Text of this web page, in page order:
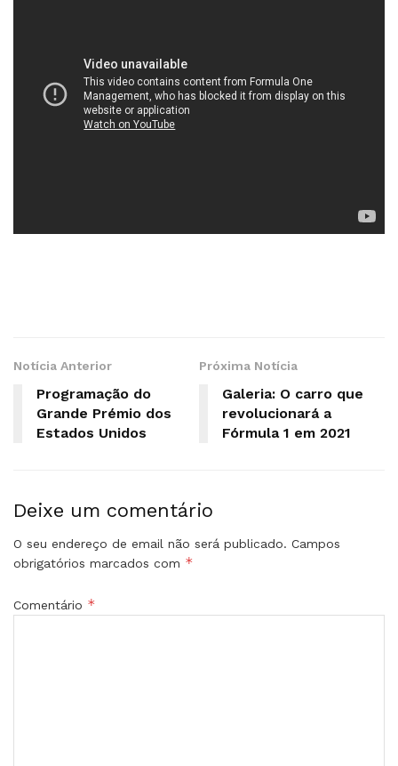
Notícia Anterior
Programação do
Grande Prémio dos
Estados Unidos
Próxima Notícia
Galeria: O carro que
revolucionará a
Fórmula 1 em 2021
Deixe um comentário
O seu endereço de email não será publicado. Campos
obrigatórios marcados com *
Comentário *